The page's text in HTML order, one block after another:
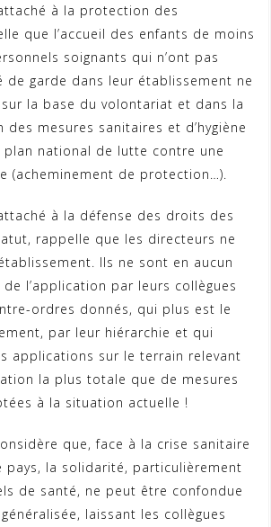
à la protection des
que l’accueil des enfants de moins
soignants qui n’ont pas
de garde dans leur établissement ne
la base du volontariat et dans la
mesures sanitaires et d’hygiène
plan national de lutte contre une
(acheminement de protection…).
à la défense des droits des
rappelle que les directeurs ne
Ils ne sont en aucun
l’application par leurs collègues
ordres donnés, qui plus est le
par leur hiérarchie et qui
applications sur le terrain relevant
la plus totale que de mesures
à la situation actuelle !
que, face à la crise sanitaire
pays, la solidarité, particulièrement
de santé, ne peut être confondue
laissant les collègues